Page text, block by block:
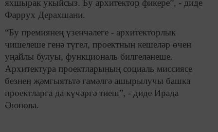
яхшырак укыйсыз. Бу архитектор фикере”, - диде
Фаррух Дерахшани.
“Бу премиянең үзенчәлеге - архитекторлык
чишелеше генә түгел, проектның кешеләр өчен
уңайлы булуы, функциональ билгеләнеше.
Архитектура проектларының социаль миссиясе
безнең җәмгыятьтә гамәлгә ашырылучы башка
проектларга да күчәргә тиеш”, - диде Ирада
Әюпова.